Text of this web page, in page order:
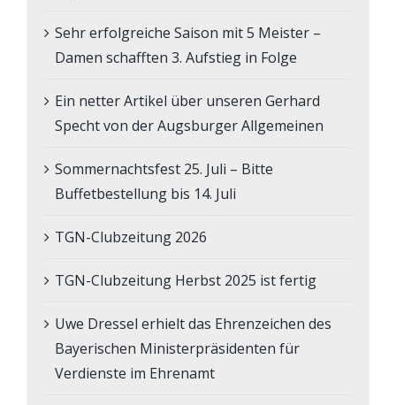
Sehr erfolgreiche Saison mit 5 Meister –
Damen schafften 3. Aufstieg in Folge
Ein netter Artikel über unseren Gerhard
Specht von der Augsburger Allgemeinen
Sommernachtsfest 25. Juli – Bitte
Buffetbestellung bis 14. Juli
TGN-Clubzeitung 2026
TGN-Clubzeitung Herbst 2025 ist fertig
Uwe Dressel erhielt das Ehrenzeichen des
Bayerischen Ministerpräsidenten für
Verdienste im Ehrenamt